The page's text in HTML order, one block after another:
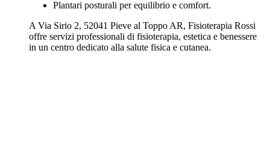
Plantari posturali per equilibrio e comfort.
A Via Sirio 2, 52041 Pieve al Toppo AR, Fisioterapia Rossi
offre servizi professionali di fisioterapia, estetica e benessere
in un centro dedicato alla salute fisica e cutanea.